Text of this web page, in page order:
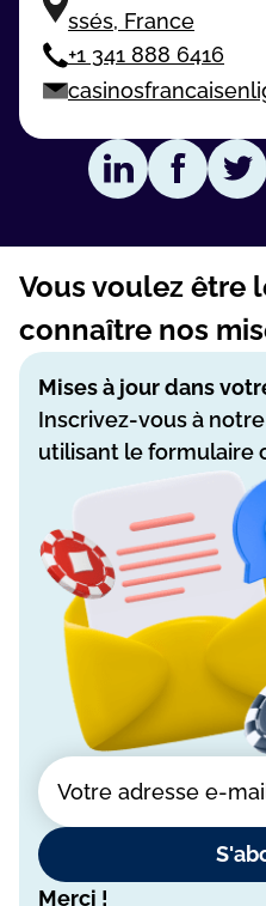
ssés, France
+1 341 888 6416
Vous voulez être
connaître nos
Mises à jour dans
Inscrivez-vous à
utilisant le formulaire
Merci !